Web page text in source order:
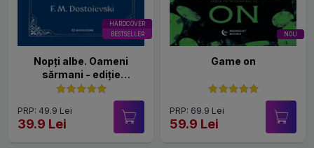
HARDCOVER
BESTSELLER
Nopți albe. Oameni
sărmani - ediție
Hardcover 2025
PRP: 49.9 Lei
39.9 Lei
NOU
Game on
PRP: 69.9 Lei
59.9 Lei